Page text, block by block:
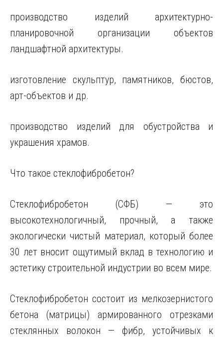
производство изделий архитектурно-
планировочной организации объектов
ландшафтной архитектуры.
изготовление скульптур, памятников, бюстов,
арт-объектов и др.
производство изделий для обустройства и
украшения храмов.
Что такое стеклофибробетон?
Стеклофибробетон (СФБ) — это
высокотехнологичный, прочный, а также
экологически чистый материал, который более
30 лет вносит ощутимый вклад в технологию и
эстетику строительной индустрии во всем мире.
Стеклофибробетон состоит из мелкозернистого
бетона (матрицы) армированного отрезками
стеклянных волокон — фибр, устойчивых к